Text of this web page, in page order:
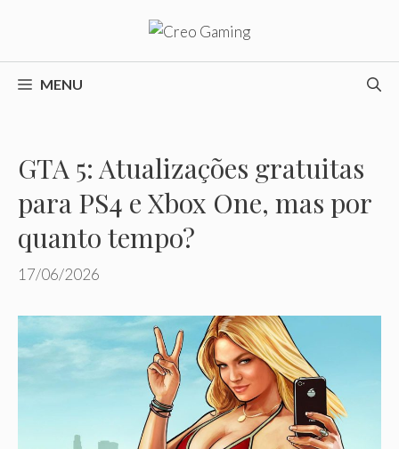
o
conteúdoMENU
GTA 5: Atualizações gratuitas
para PS4 e Xbox One, mas por
quanto tempo?
17/06/2026